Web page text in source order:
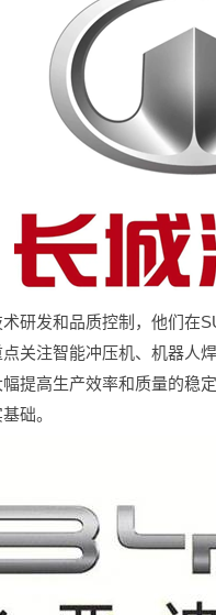
研发和品质控制，他们在
关注智能冲压机、机器人
提高生产效率和质量的稳
础。